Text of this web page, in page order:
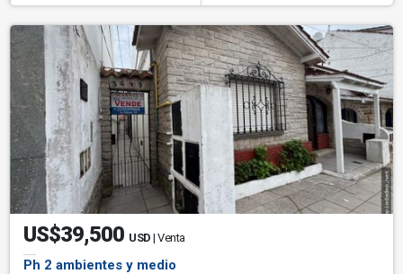
US$39,500 USD | Venta
Ph 2 ambientes y medio